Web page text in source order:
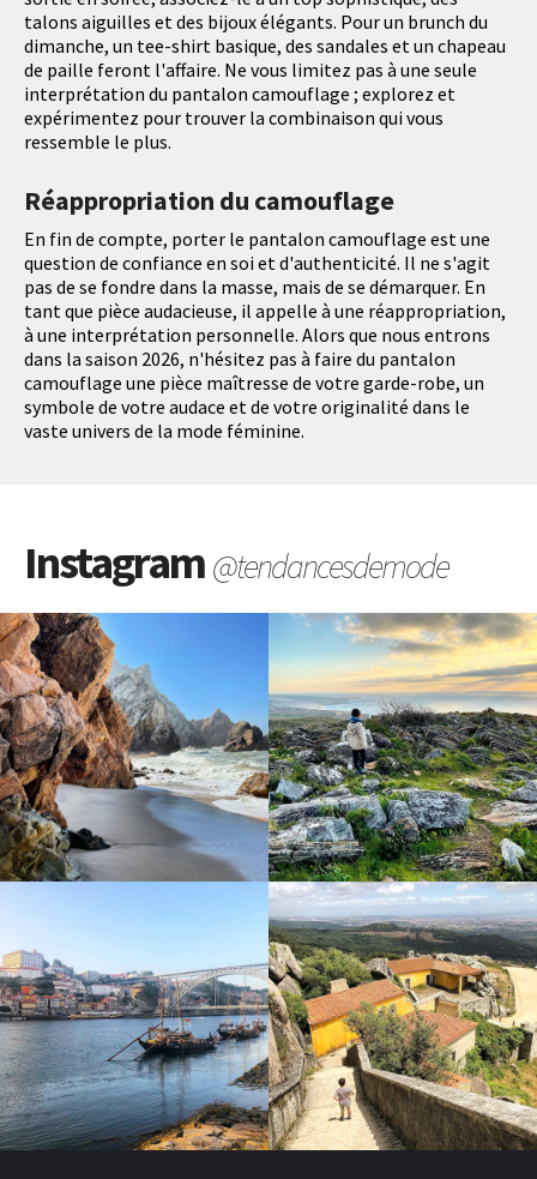
talons aiguilles et des bijoux élégants. Pour un brunch du
dimanche, un tee-shirt basique, des sandales et un chapeau
de paille feront l'affaire. Ne vous limitez pas à une seule
interprétation du pantalon camouflage ; explorez et
expérimentez pour trouver la combinaison qui vous
ressemble le plus.
Réappropriation du camouflage
En fin de compte, porter le pantalon camouflage est une
question de confiance en soi et d'authenticité. Il ne s'agit
pas de se fondre dans la masse, mais de se démarquer. En
tant que pièce audacieuse, il appelle à une réappropriation,
à une interprétation personnelle. Alors que nous entrons
dans la saison 2026, n'hésitez pas à faire du pantalon
camouflage une pièce maîtresse de votre garde-robe, un
symbole de votre audace et de votre originalité dans le
vaste univers de la mode féminine.
Instagram@tendancesdemode